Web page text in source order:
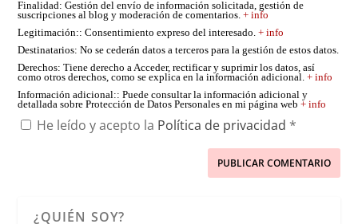
Finalidad: Gestión del envío de información solicitada, gestión de
suscripciones al blog y moderación de comentarios.+ info
Legitimación:: Consentimiento expreso del interesado.+ info
Destinatarios: No se cederán datos a terceros para la gestión de estos datos.
Derechos: Tiene derecho a Acceder, rectificar y suprimir los datos, así
como otros derechos, como se explica en la información adicional.+ info
Información adicional:: Puede consultar la información adicional y
detallada sobre Protección de Datos Personales en mi página web+ info
He leído y acepto la Política de privacidad *
¿QUIÉN SOY?